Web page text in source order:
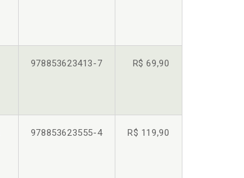
978853623413-7 R$ 69,90
978853623555-4 R$ 119,90